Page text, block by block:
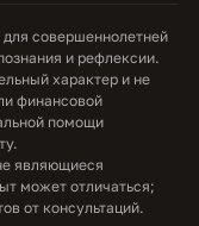
совершеннолетней
и рефлексии.
характер и не
финансовой
помощи
являющиеся
может отличаться;
от консультаций.